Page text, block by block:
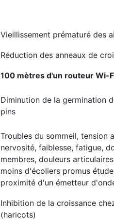
Vieillissement prématuré des
Réduction des anneaux de
100 mètres d'un routeur Wi-
Diminution de la germination
pins
Troubles du sommeil, tension
nervosité, faiblesse, fatigue,
membres, douleurs
moins d'écoliers promus
proximité d'un émetteur
Inhibition de la croissance
(haricots)